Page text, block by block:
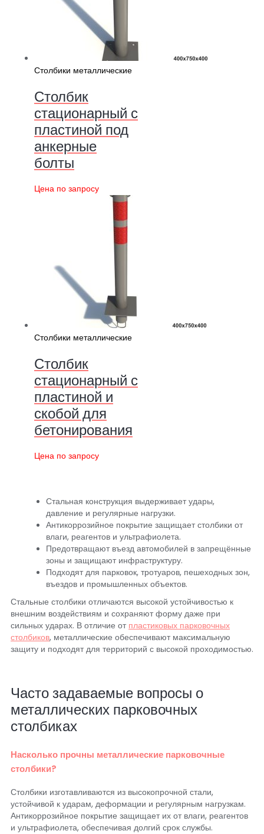
Столбики металлические
Столбик
стационарный с
пластиной под
анкерные
болты
Цена по запросу
Столбики металлические
Столбик
стационарный с
пластиной и
скобой для
бетонирования
Цена по запросу
Стальная конструкция выдерживает удары,
давление и регулярные нагрузки.
Антикоррозийное покрытие защищает столбики от
влаги, реагентов и ультрафиолета.
Предотвращают въезд автомобилей в запрещённые
зоны и защищают инфраструктуру.
Подходят для парковок, тротуаров, пешеходных зон,
въездов и промышленных объектов.
Стальные столбики отличаются высокой устойчивостью к
внешним воздействиям и сохраняют форму даже при
сильных ударах. В отличие от пластиковых парковочных
столбиков, металлические обеспечивают максимальную
защиту и подходят для территорий с высокой проходимостью.
Часто задаваемые вопросы о
металлических парковочных
столбиках
Насколько прочны металлические парковочные
столбики?
Столбики изготавливаются из высокопрочной стали,
устойчивой к ударам, деформации и регулярным нагрузкам.
Антикоррозийное покрытие защищает их от влаги, реагентов
и ультрафиолета, обеспечивая долгий срок службы.